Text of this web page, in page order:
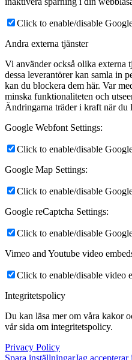
Click to enable/disable
Andra externa tjänster
Vi använder också olika externa
dessa leverantörer kan samla in
kan du blockera dem här. Var
minska funktionaliteten och
Ändringarna träder i kraft när du
Google Webfont Settings:
Click to enable/disable
Google Map Settings:
Click to enable/disable
Google reCaptcha Settings:
Click to enable/disable
Vimeo and Youtube video
Click to enable/disable video
Integritetspolicy
Du kan läsa mer om våra kakor
vår sida om integritetspolicy.
Privacy Policy
Spara inställningarJag accepterar